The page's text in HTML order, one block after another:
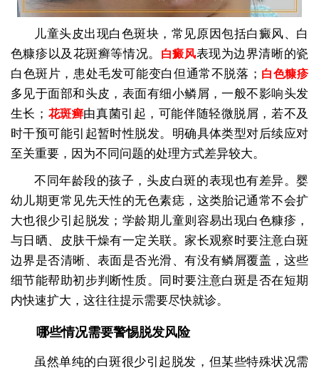
儿童头皮出现白色斑块，常见原因包括白癜风、白
色糠疹以及花斑癣等情况。
白癜风表现为边界清晰的瓷
白色斑片，患处毛发可能变白但通常不脱落； 白色糠疹
多见于面部和头皮，表面有细小鳞屑，一般不影响头发
生长； 花斑癣由真菌引起，可能伴随轻微脱屑，若不及
时干预可能引起暂时性脱发。明确具体类型对后续应对
至关重要，因为不同问题的处理方式差异较大。
不同年龄段的孩子，头皮白斑的表现也有差异。婴
幼儿期更常见先天性的无色素痣，这类胎记通常不会扩
大也很少引起脱发；学龄期儿童则容易出现白色糠疹，
与日晒、皮肤干燥有一定关联。家长观察时要注意白斑
边界是否清晰、表面是否光滑、有没有鳞屑覆盖，这些
细节能帮助初步判断性质。同时要注意白斑是否在短期
内快速扩大，这往往提示需要尽快就诊。
哪些情况需要警惕脱发风险
虽然单纯的白斑很少引起脱发，但某些特殊状况需